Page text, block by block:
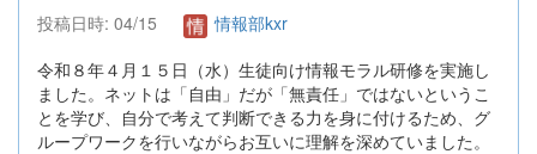
投稿日時: 04/15
情報部kxr
令和８年４月１５日（水）生徒向け情報モラル研修を実施し
ました。ネットは「自由」だが「無責任」ではないというこ
とを学び、自分で考えて判断できる力を身に付けるため、グ
ループワークを行いながらお互いに理解を深めていました。